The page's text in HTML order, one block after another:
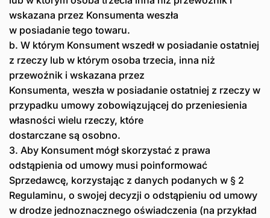
wskazana przez Konsumenta weszła
w posiadanie tego towaru.
b. W którym Konsument wszedł w posiadanie ostatniej
z rzeczy lub w którym osoba trzecia, inna niż
przewoźnik i wskazana przez
Konsumenta, weszła w posiadanie ostatniej z rzeczy w
przypadku umowy zobowiązującej do przeniesienia
własności wielu rzeczy, które
dostarczane są osobno.
3. Aby Konsument mógł skorzystać z prawa
odstąpienia od umowy musi poinformować
Sprzedawcę, korzystając z danych podanych w § 2
Regulaminu, o swojej decyzji o odstąpieniu od umowy
w drodze jednoznacznego oświadczenia (na przykład